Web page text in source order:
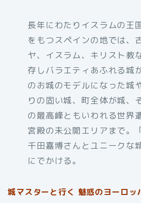
長年にわたりイスラムの王
をもつスペインの地では、
ヤ、イスラム、キリスト教
存しバラエティあふれる城
のお城のモデルになった城
りの固い城、町全体が城、
の最高峰ともいわれる世界
宮殿の未公開エリアまで。
千田嘉博さんとユニークな
にでかける。
城マスターと行く 魅惑のヨーロッ